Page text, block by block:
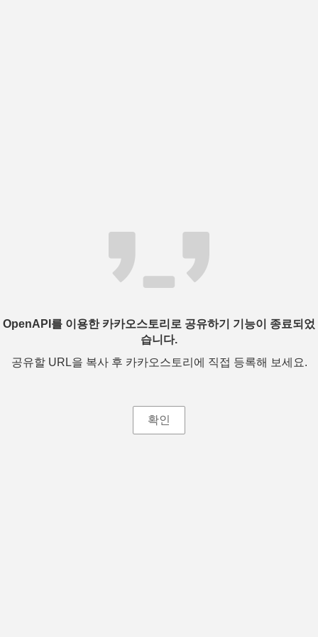
OpenAPI를 이용한 카카오스토리로 공유하기 기능이 종료되었
습니다.
공유할 URL을 복사 후 카카오스토리에 직접 등록해 보세요.
확인